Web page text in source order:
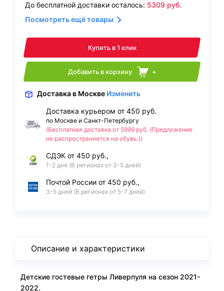
До бесплатной доставки осталось: 5309 руб.
Посмотреть ещё товары
Купить в 1 клик
Добавить в корзину +
Доставка в Москве Изменить
Доставка курьером от 450 руб.
по Москве и Санкт-Петербургу
(Бесплатная доставка от 5999 руб. (Предложение
не распространяется на обувь.))
СДЭК от 450 руб.,
1-2 дня (В регионах от 3-5 дней)
Почтой России от 450 руб.,
3-5 дней (В регионах от 5-7 дней)
Описание и характеристики
Детские гостевые гетры Ливерпуля на сезон 2021-
2022.